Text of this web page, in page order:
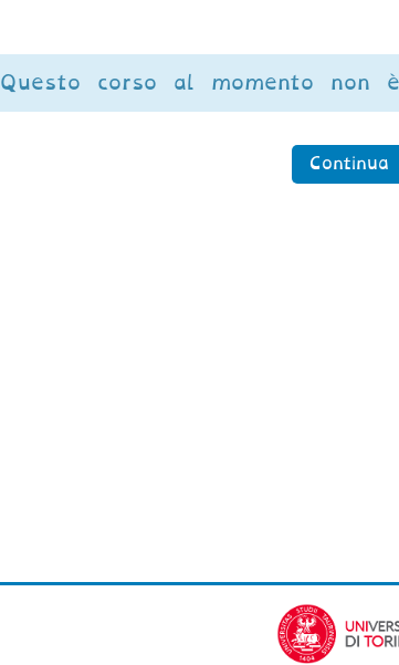
Questo corso al momento non
Continua